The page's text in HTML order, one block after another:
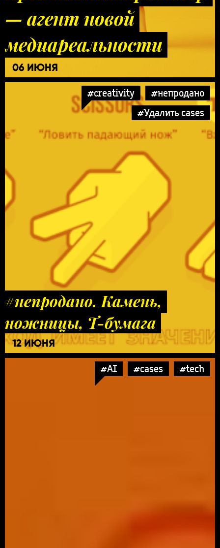
— агент новой
медиареальности
06 ИЮНЯ
#creativity
#непродано
#Удалить cases
#непродано. Камень,
ножницы, Т-бумага
12 ИЮНЯ
#AI #cases #tech